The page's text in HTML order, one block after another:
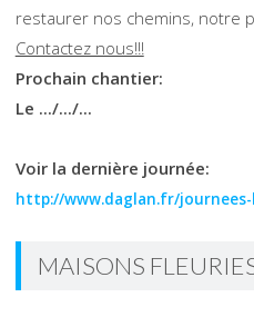
restaurer nos chemins, notre
Contactez nous!!!
Prochain chantier:
Le .../.../...
Voir la dernière journée:
http://www.daglan.fr/journees-
MAISONS